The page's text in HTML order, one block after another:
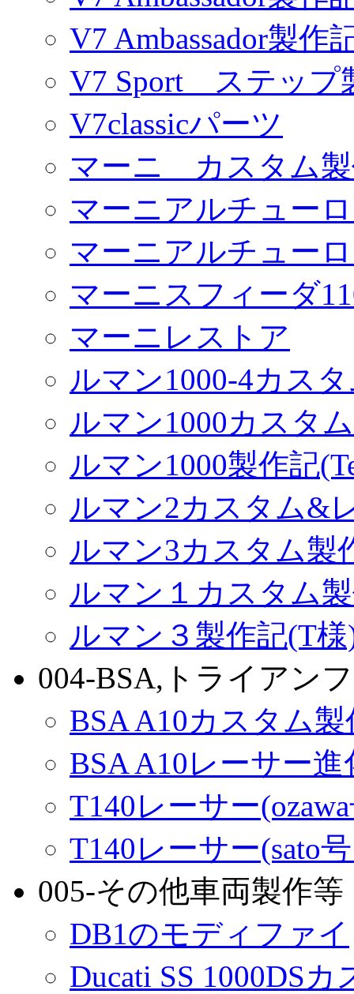
V7 Ambassador製作
V7 Sport ステップ
V7classicパーツ
マーニ カスタム
マーニアルチュー
マーニアルチュー
マーニスフィーダ
マーニレストア
ルマン1000-4カス
ルマン1000カスタ
ルマン1000製作記
ルマン2カスタム&
ルマン3カスタム製
ルマン１カスタム
ルマン３製作記(T様
004-BSA,トライアンフ
BSA A10カスタム製
BSA A10レーサー進
T140レーサー
T140レーサー(sato
005-その他車両製作等
DB1のモディファイ
Ducati SS 1000DSカ